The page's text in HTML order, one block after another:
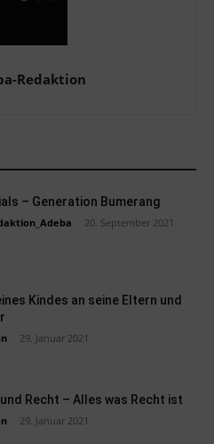
Redaktion
– Generation Bumerang
20. September 2021
Kindes an seine Eltern und
29. Januar 2021
Recht – Alles was Recht ist
29. Januar 2021